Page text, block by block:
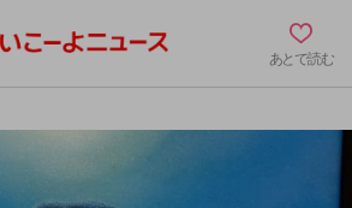
あとで読む